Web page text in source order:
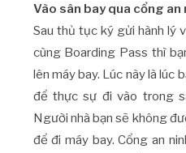
Vào sân bay qua cổng an
Sau thủ tục ký gửi hành lý
cùng Boarding Pass thì
lên máy bay. Lúc này là lúc
để thực sự đi vào trong
Người nhà bạn sẽ không
để đi máy bay. Cổng an